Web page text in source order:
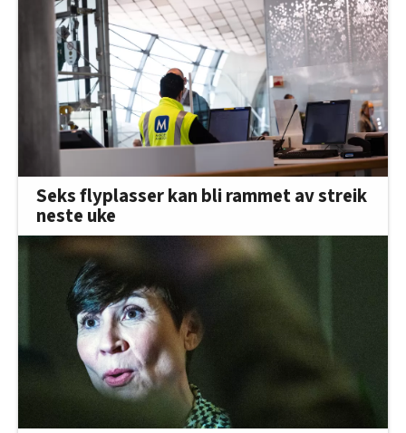
Seks flyplasser kan bli rammet av streik
neste uke